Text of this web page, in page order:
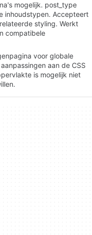
mogelijk. post_type
inhoudstypen. Accepteert
styling. Werkt
compatibele
voor globale
aan de CSS
is mogelijk niet